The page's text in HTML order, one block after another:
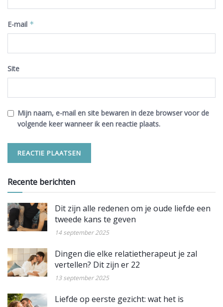
E-mail *
Site
Mijn naam, e-mail en site bewaren in deze browser voor de
volgende keer wanneer ik een reactie plaats.
Recente berichten
Dit zijn alle redenen om je oude liefde een
tweede kans te geven
14 september 2025
Dingen die elke relatietherapeut je zal
vertellen? Dit zijn er 22
13 september 2025
Liefde op eerste gezicht: wat het is